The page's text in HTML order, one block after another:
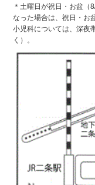
＊土曜日が祝日・お盆
なった場合は、祝日・お
小児科については、深夜
く）。